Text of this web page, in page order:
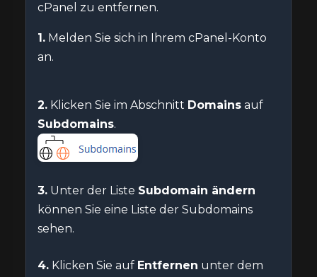
cPanel zu entfernen.
1. Melden Sie sich in Ihrem cPanel-Konto
an.
2. Klicken Sie im Abschnitt Domains auf
Subdomains.
3. Unter der Liste Subdomain ändern
können Sie eine Liste der Subdomains
sehen.
4. Klicken Sie auf Entfernen unter dem